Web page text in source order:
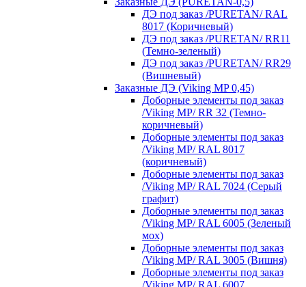
ДЭ под заказ /PURETAN/ RAL
8017 (Коричневый)
ДЭ под заказ /PURETAN/ RR11
(Темно-зеленый)
ДЭ под заказ /PURETAN/ RR29
(Вишневый)
Заказные ДЭ (Viking MP 0,45)
Доборные элементы под заказ
/Viking MP/ RR 32 (Темно-
коричневый)
Доборные элементы под заказ
/Viking MP/ RAL 8017
(коричневый)
Доборные элементы под заказ
/Viking MP/ RAL 7024 (Серый
графит)
Доборные элементы под заказ
/Viking MP/ RAL 6005 (Зеленый
мох)
Доборные элементы под заказ
/Viking MP/ RAL 3005 (Вишня)
Доборные элементы под заказ
/Viking MP/ RAL 6007